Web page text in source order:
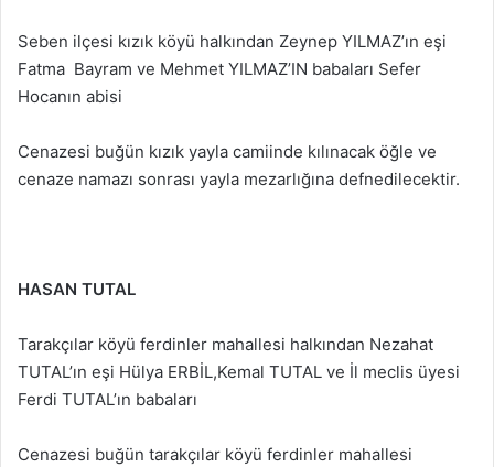
Seben ilçesi kızık köyü halkından Zeynep YILMAZ’ın eşi
Fatma Bayram ve Mehmet YILMAZ’IN babaları Sefer
Hocanın abisi
Cenazesi buğün kızık yayla camiinde kılınacak öğle ve
cenaze namazı sonrası yayla mezarlığına defnedilecektir.
HASAN TUTAL
Tarakçılar köyü ferdinler mahallesi halkından Nezahat
TUTAL’ın eşi Hülya ERBİL,Kemal TUTAL ve İl meclis üyesi
Ferdi TUTAL’ın babaları
Cenazesi buğün tarakçılar köyü ferdinler mahallesi